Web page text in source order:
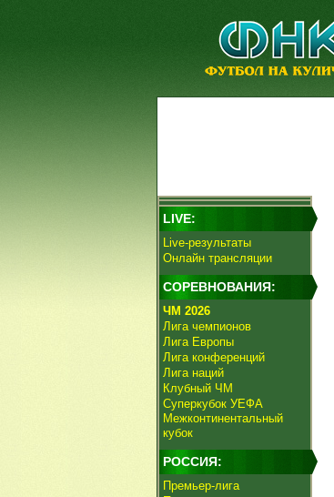
LIVE:
Live-результаты
Онлайн трансляции
СОРЕВНОВАНИЯ:
ЧМ 2026
Лига чемпионов
Лига Европы
Лига конференций
Лига наций
Клубный ЧМ
Суперкубок УЕФА
Межконтинентальный
кубок
РОССИЯ:
Премьер-лига